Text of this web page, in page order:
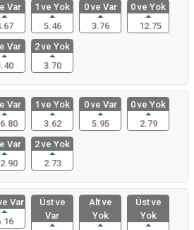
Var
1 ve Yok
5.46
0 ve Var
3.76
0 ve Yok
12.75
Var
2 ve Yok
3.70
Var
1 ve Yok
3.62
0 ve Var
5.95
0 ve Yok
2.79
Var
2 ve Yok
2.73
Var
Üst ve
Var
Alt ve
Yok
Üst ve
Yok